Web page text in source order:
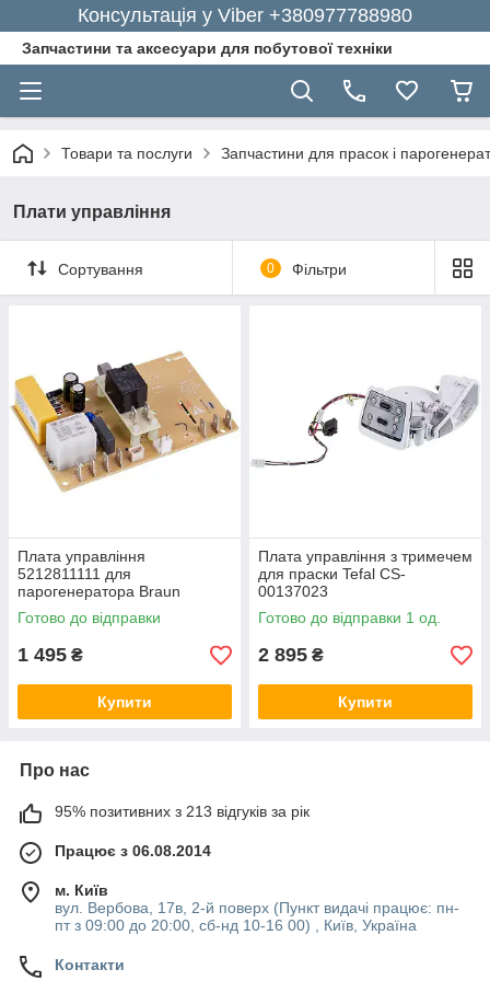
Консультація у Viber +380977788980
Запчастини та аксесуари для побутової техніки
Товари та послуги Запчастини для прасок і
Плати управління
Сортування 0 Фільтри
Плата управління
5212811111 для
парогенератора Braun
Готово до відправки
1 495 ₴
Купити
Плата управління з тримечем
для праски Tefal CS-
00137023
Готово до відправки 1 од.
2 895 ₴
Купити
Про нас
95% позитивних з 213 відгуків за рік
Працює з 06.08.2014
м. Київ
вул. Вербова, 17в, 2-й поверх (Пункт видачі працює: пн-
пт з 09:00 до 20:00, сб-нд 10-16 00) , Київ, Україна
Контакти